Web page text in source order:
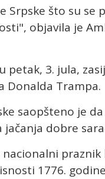
Srpske što su se
objavila je
petak, 3. jula,
Donalda Trampa.
saopšteno je
jačanja dobre
praznik
1776.